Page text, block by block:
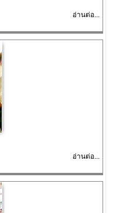
อ่านต่อ...
อ่านต่อ...